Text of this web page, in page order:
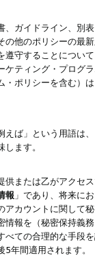
ガイドライン、別
他のポリシーの最
遵守することにつ
ティング・プログ
ポリシーを含む）
ば」という用語は
ます。
または乙がアクセ
報 」であり、将来に
カウントに関して
報を（秘密保持義
ての合理的な手段
年間適用されます。